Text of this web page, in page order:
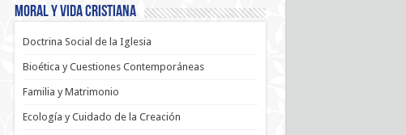
Moral y Vida Cristiana
Doctrina Social de la Iglesia
Bioética y Cuestiones Contemporáneas
Familia y Matrimonio
Ecología y Cuidado de la Creación